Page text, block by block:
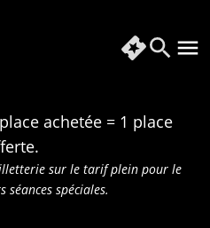
achetée = 1 place
sur le tarif plein pour le
séances spéciales.